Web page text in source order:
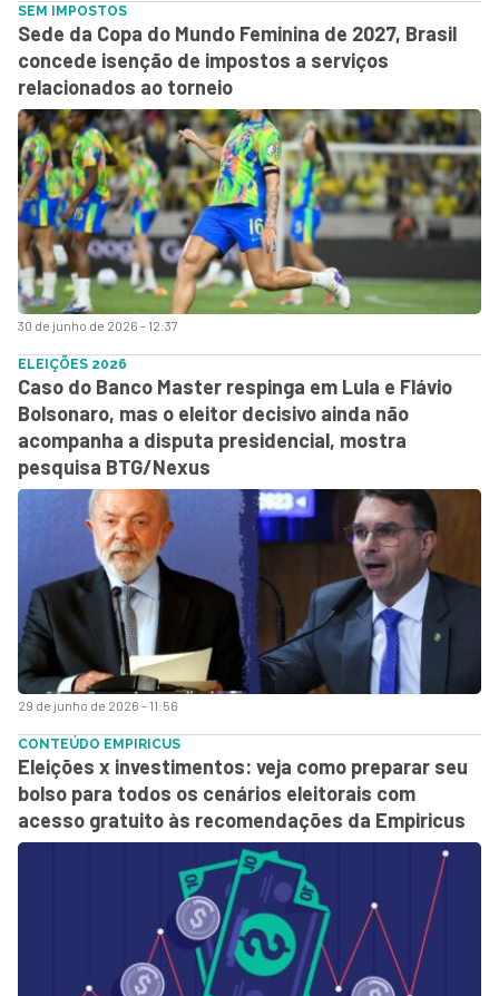
30 de junho de 2026 - 12:37
SEM IMPOSTOS
Sede da Copa do Mundo Feminina de 2027, Brasil
concede isenção de impostos a serviços
relacionados ao torneio
29 de junho de 2026 - 11:56
ELEIÇÕES 2026
Caso do Banco Master respinga em Lula e Flávio
Bolsonaro, mas o eleitor decisivo ainda não
acompanha a disputa presidencial, mostra
pesquisa BTG/Nexus
CONTEÚDO EMPIRICUS
Eleições x investimentos: veja como preparar seu
bolso para todos os cenários eleitorais com
acesso gratuito às recomendações da Empiricus